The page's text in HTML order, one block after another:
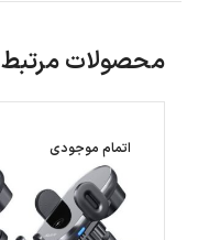
محصولات مرتبط
اتمام موجودی